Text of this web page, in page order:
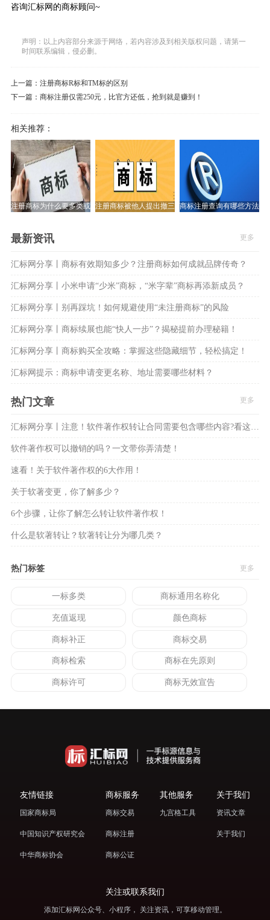
咨询汇标网的商标顾问~
声明：以上内容部分来源于网络，若内容涉及到相关版权问题，请第一
时间联系编辑，侵必删。
上一篇： 注册商标R标和TM标的区别
下一篇： 商标注册仅需250元，比官方还低，抢到就是赚到！
相关推荐：
注册商标为什么要多类或全类注册？注册商标被他人提出撤三怎么办?汇标网揭秘!
商标注册查询有哪些方法？
最新资讯 更多
汇标网分享丨商标有效期知多少？注册商标如何成就品牌传奇？
汇标网分享丨小米申请“少米”商标，“米字辈”商标再添新成员？
汇标网分享丨别再踩坑！如何规避使用“未注册商标”的风险
汇标网分享丨商标续展也能“快人一步”？揭秘提前办理秘籍！
汇标网分享丨商标购买全攻略：掌握这些隐藏细节，轻松搞定！
汇标网提示：商标申请变更名称、地址需要哪些材料？
热门文章 更多
软件著作权可以撤销的吗？一文带你弄清楚！
速看！关于软件著作权的6大作用！
关于软著变更，你了解多少？
6个步骤，让你了解怎么转让软件著作权！
什么是软著转让？软著转让分为哪几类？
热门标签 更多
一标多类 商标通用名称化
充值返现 颜色商标
商标补正 商标交易
商标检索 商标在先原则
商标许可 商标无效宣告
友情链接
国家商标局
中国知识产权研究会
中华商标协会
商标服务
商标交易
商标注册
商标公证
其他服务
九宫格工具
关于我们
资讯文章
关于我们
关注或联系我们
添加汇标网公众号、小程序， 关注资讯，可享移动管理。